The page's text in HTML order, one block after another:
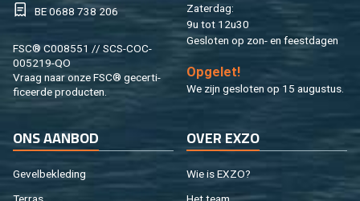
BE 0688 738 206
FSC® C008551 // SCS-COC-
005219-QO
Vraag naar onze FSC® ge­cer­ti­
fi­ceer­de pro­duc­ten.
Za­ter­dag:
9u tot 12u30
Ge­slo­ten op zon- en feest­da­gen
Op­ge­let!
We zijn ge­slo­ten op 15 au­gus­tus.
ONS AAN­BOD
Ge­vel­be­kle­ding
Ter­ras
OVER EXZO
Wie is EXZO?
Het team